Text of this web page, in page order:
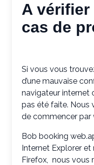
A
cas de
Si vous vous
d’une mauvaise
navigateur internet
pas été faite. Nous
de commencer par
Bob booking
Internet Explorer et
Firefox, nous vous